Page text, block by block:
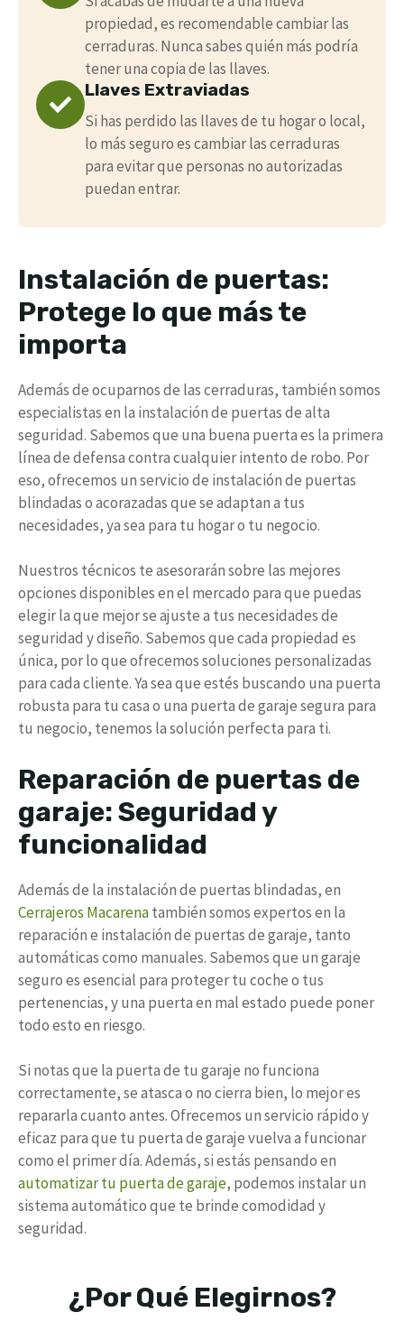
propiedad, es recomendable cambiar las
cerraduras. Nunca sabes quién más podría
tener una copia de las llaves.
Llaves Extraviadas
Si has perdido las llaves de tu hogar o local,
lo más seguro es cambiar las cerraduras
para evitar que personas no autorizadas
puedan entrar.
Instalación de puertas:
Protege lo que más te
importa
Además de ocuparnos de las cerraduras, también somos
especialistas en la instalación de puertas de alta
seguridad. Sabemos que una buena puerta es la primera
línea de defensa contra cualquier intento de robo. Por
eso, ofrecemos un servicio de instalación de puertas
blindadas o acorazadas que se adaptan a tus
necesidades, ya sea para tu hogar o tu negocio.
Nuestros técnicos te asesorarán sobre las mejores
opciones disponibles en el mercado para que puedas
elegir la que mejor se ajuste a tus necesidades de
seguridad y diseño. Sabemos que cada propiedad es
única, por lo que ofrecemos soluciones personalizadas
para cada cliente. Ya sea que estés buscando una puerta
robusta para tu casa o una puerta de garaje segura para
tu negocio, tenemos la solución perfecta para ti.
Reparación de puertas de
garaje: Seguridad y
funcionalidad
Además de la instalación de puertas blindadas, en
Cerrajeros Macarenatambién somos expertos en la
reparación e instalación de puertas de garaje, tanto
automáticas como manuales. Sabemos que un garaje
seguro es esencial para proteger tu coche o tus
pertenencias, y una puerta en mal estado puede poner
todo esto en riesgo.
Si notas que la puerta de tu garaje no funciona
correctamente, se atasca o no cierra bien, lo mejor es
repararla cuanto antes. Ofrecemos un servicio rápido y
eficaz para que tu puerta de garaje vuelva a funcionar
como el primer día. Además, si estás pensando en
automatizar tu puerta de garaje, podemos instalar un
sistema automático que te brinde comodidad y
seguridad.
¿Por Qué Elegirnos?